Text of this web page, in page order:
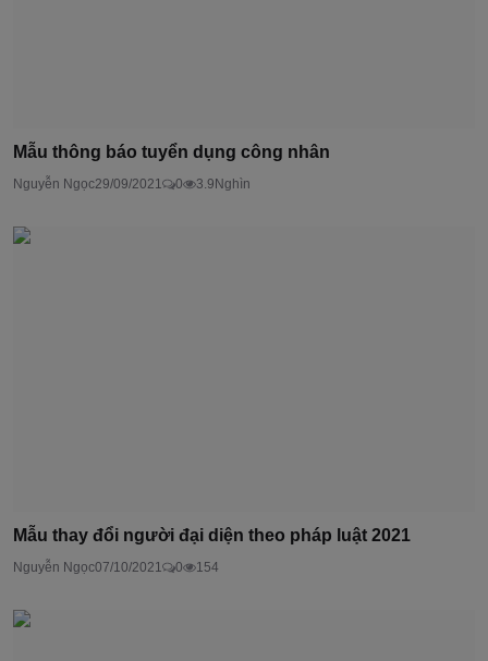
Mẫu thông báo tuyển dụng công nhân
Nguyễn Ngọc29/09/2021 0 3.9Nghìn
Mẫu thay đổi người đại diện theo pháp luật 2021
Nguyễn Ngọc07/10/2021 0 154